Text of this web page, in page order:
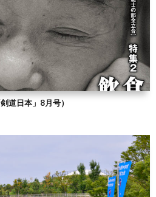
道日本」8月号）